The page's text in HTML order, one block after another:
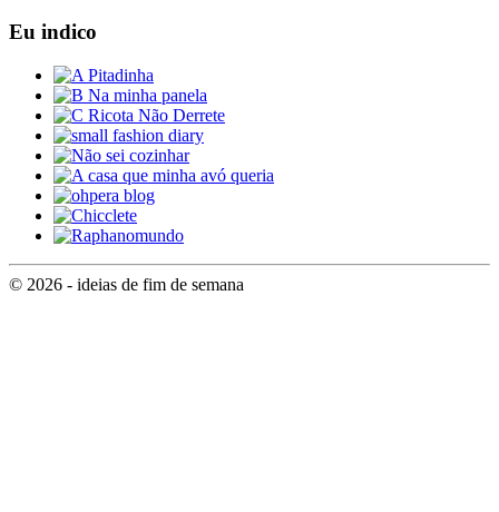
Eu indico
© 2026 - ideias de fim de semana